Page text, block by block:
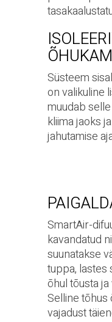
Süsteem
on valikuline
muudab
kliima jaoks
jahutamise
SmartAir-
kavandatud
suunatakse
tuppa, lastes
õhul tõusta
Selline tõhus
vajadust